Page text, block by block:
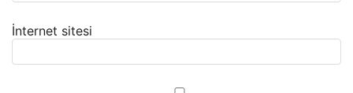
İnternet sitesi